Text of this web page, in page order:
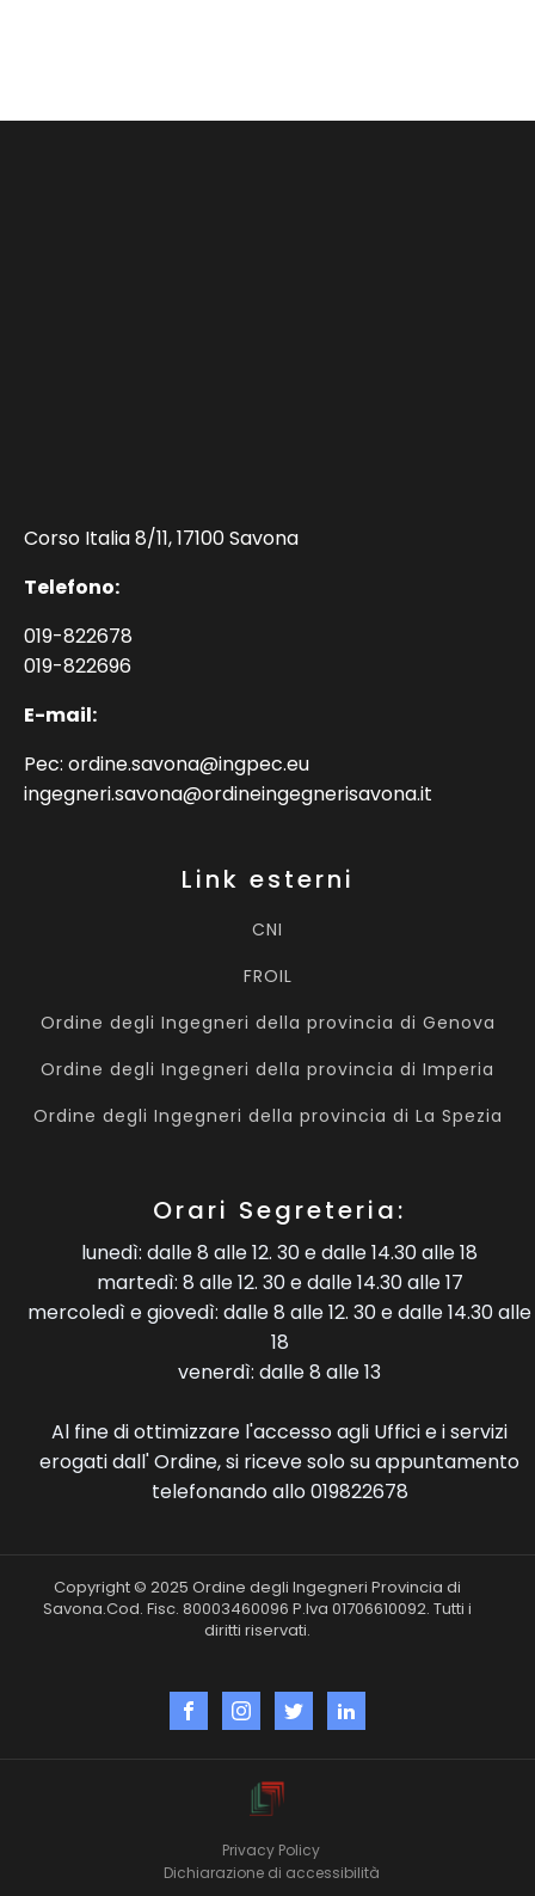
Corso Italia 8/11, 17100 Savona
Telefono:
019-822678
019-822696
E-mail:
Pec: ordine.savona@ingpec.eu
ingegneri.savona@ordineingegnerisavona.it
Link esterni
CNI
FROIL
Ordine degli Ingegneri della provincia di Genova
Ordine degli Ingegneri della provincia di Imperia
Ordine degli Ingegneri della provincia di La Spezia
Orari Segreteria:
lunedì: dalle 8 alle 12. 30 e dalle 14.30 alle 18
martedì: 8 alle 12. 30 e dalle 14.30 alle 17
mercoledì e giovedì: dalle 8 alle 12. 30 e dalle 14.30 alle
18
venerdì: dalle 8 alle 13
Al fine di ottimizzare l'accesso agli Uffici e i servizi
erogati dall' Ordine, si riceve solo su appuntamento
telefonando allo 019822678
Copyright © 2025 Ordine degli Ingegneri Provincia di
Savona.Cod. Fisc. 80003460096 P.Iva 01706610092. Tutti i
diritti riservati.
Privacy Policy
Dichiarazione di accessibilità